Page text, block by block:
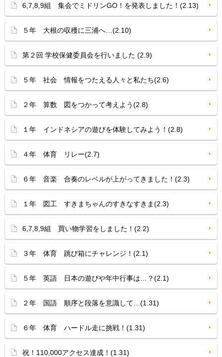
6,7,8,9組 集会でミドリンGO！を発表しました！(2.13)
５年 大根の収穫に三浦へ…(2.10)
第２回 学校保健委員会を行いました (2.9)
５年 社会 情報をつたえる人々と私たち(2.6)
２年 算数 図をつかって考えよう(2.8)
１年 インドネシアの遊びを体験してみよう！(2.8)
４年 体育 リレー(2.7)
６年 音楽 合奏のレベルが上がってきました！(2.3)
１年 図工 すきまちゃんのすきなすきま(2.3)
6,7,8,9組 買い物学習をしました！(2.2)
３年 体育 跳び箱にチャレンジ！(2.1)
５年 英語 日本の遊びや年中行事は…？(2.1)
２年 国語 順序と段落を意識して…(1.31)
６年 体育 ハードル走に挑戦！(1.31)
祝！110,000アクセス達成！(1.31)